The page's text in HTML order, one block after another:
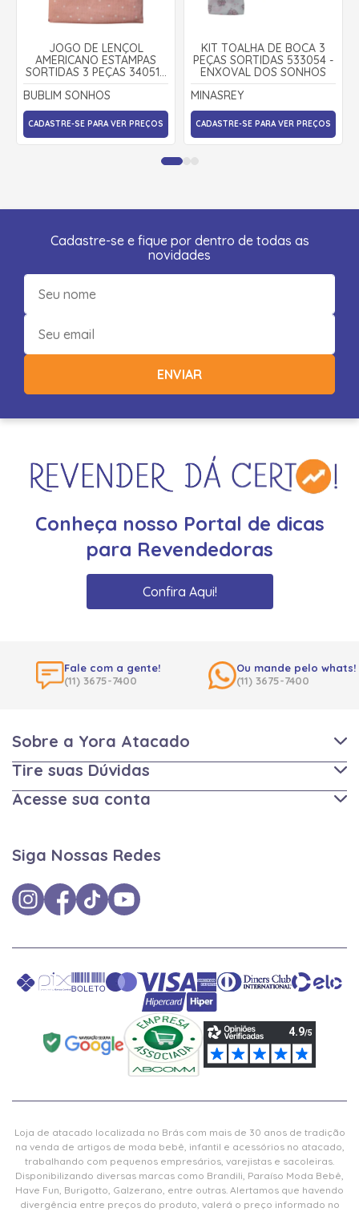
JOGO DE LENÇOL
AMERICANO ESTAMPAS
SORTIDAS 3 PEÇAS 34051 -
BUBLIM SONHOS
BUBLIM SONHOS
CADASTRE-SE PARA VER PREÇOS
KIT TOALHA DE BOCA 3
PEÇAS SORTIDAS 533054 -
ENXOVAL DOS SONHOS
MINASREY
CADASTRE-SE PARA VER PREÇOS
Cadastre-se e fique por dentro de todas as
novidades
ENVIAR
Conheça nosso Portal de dicas
para Revendedoras
Confira Aqui!
Fale com a gente!
(11) 3675-7400
Ou mande pelo whats!
(11) 3675-7400
Sobre a Yora Atacado
Tire suas Dúvidas
Acesse sua conta
Siga Nossas Redes
Loja de atacado localizada no Brás com mais de 30 anos de tradição
na venda de artigos de moda bebê, infantil e acessórios no atacado,
trabalhando com pequenos empresários, varejistas e sacoleiras.
Disponibilizando diversas marcas como Brandili, Paraíso Moda Bebê,
Have Fun, Burigotto, Galzerano, entre outras. Alertamos que havendo
divergência entre preços do produto, valerá o preço informado no